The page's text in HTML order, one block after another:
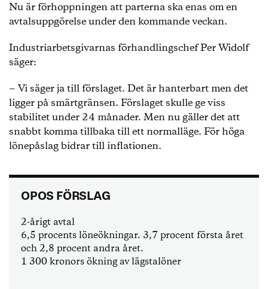
Nu är förhoppningen att parterna ska enas om en
avtalsuppgörelse under den kommande veckan.
Industriarbetsgivarnas förhandlingschef Per Widolf
säger:
− Vi säger ja till förslaget. Det är hanterbart men det
ligger på smärtgränsen. Förslaget skulle ge viss
stabilitet under 24 månader. Men nu gäller det att
snabbt komma tillbaka till ett normalläge. För höga
lönepåslag bidrar till inflationen.
OPOS FÖRSLAG
2-årigt avtal
6,5 procents löneökningar. 3,7 procent första året
och 2,8 procent andra året.
1 300 kronors ökning av lägstalöner